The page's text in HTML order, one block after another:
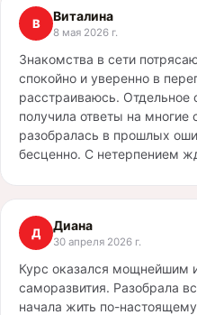
В Виталина
8 мая 2026 г.
Знакомства в сети
спокойно и уверенно в
расстраиваюсь. Отдельное
получила ответы на многие
разобралась в прошлых
бесценно. С нетерпением
Д Диана
30 апреля 2026 г.
Курс оказался мощнейшим
саморазвития. Разобрала
начала жить по-